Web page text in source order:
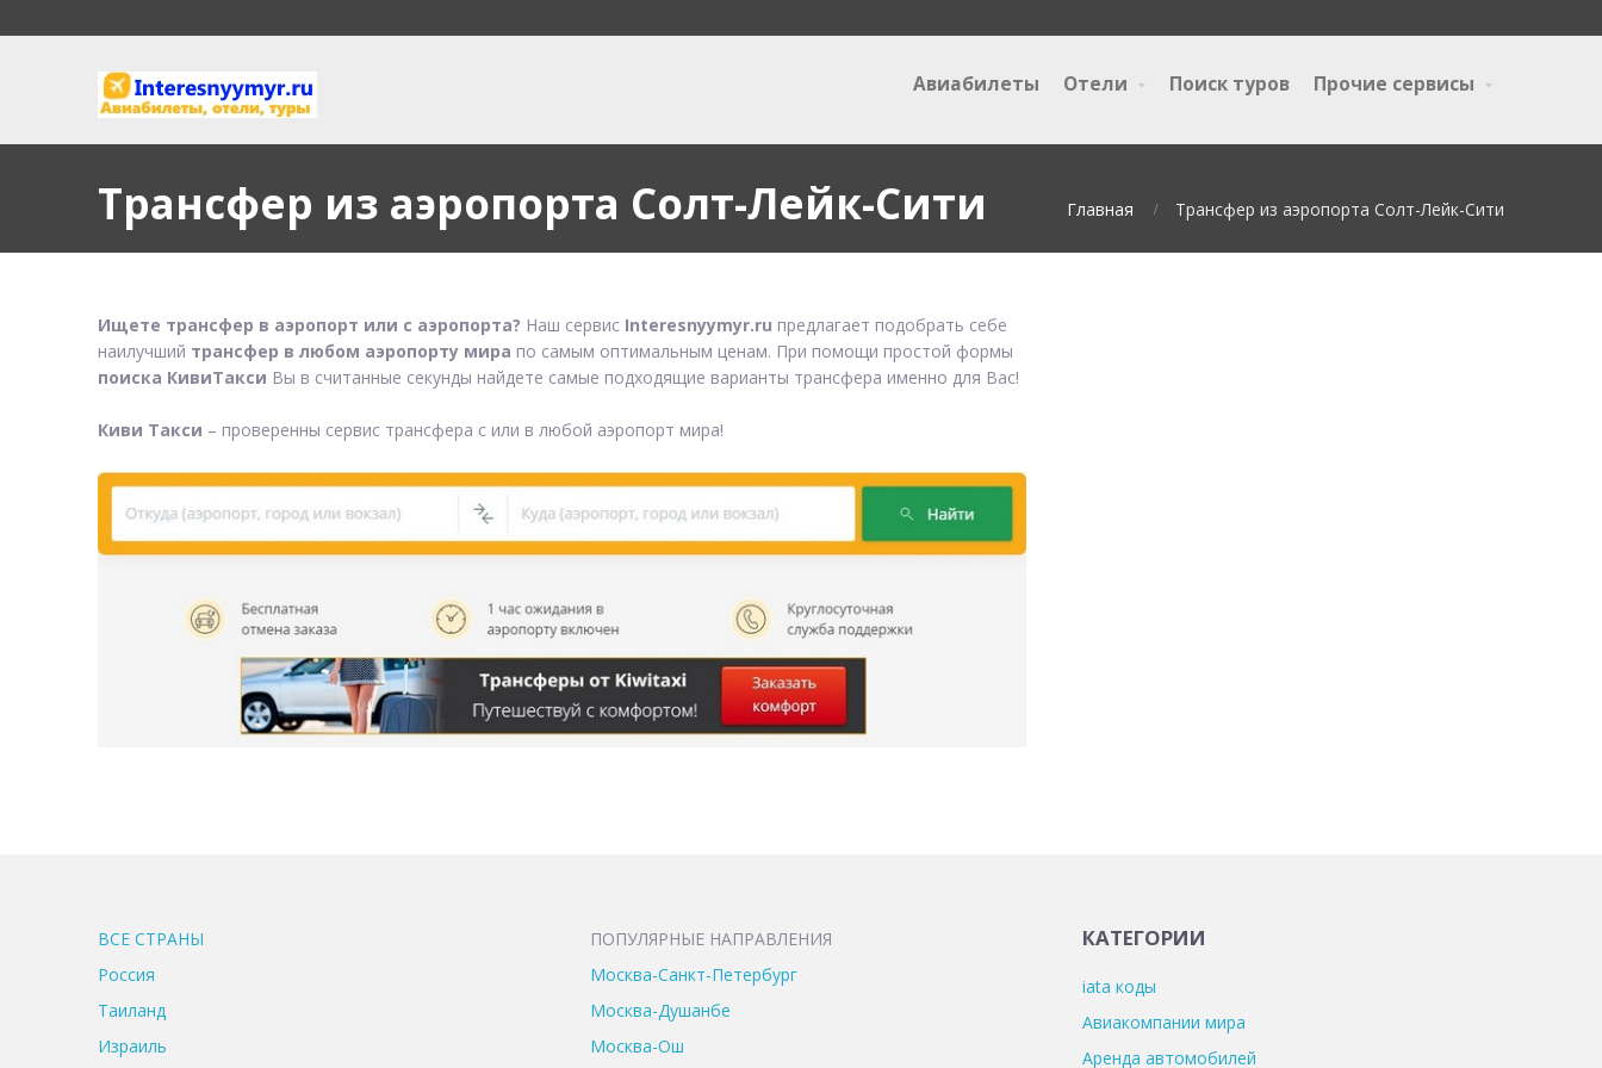
Авиабилеты Отели Поиск туров Прочие сервисы
Трансфер из аэропорта Солт-Лейк-Сити Главная Трансфер из аэропорта Солт-Лейк-Сити
Ищете трансфер в аэропорт или с аэропорта? Наш сервис Interesnyymyr.ru предлагает подобрать себе
наилучший трансфер в любом аэропорту мира по самым оптимальным ценам. При помощи простой формы
поиска КивиТакси Вы в считанные секунды найдете самые подходящие варианты трансфера именно для Вас!
Киви Такси – проверенны сервис трансфера с или в любой аэропорт мира!
ВСЕ CТРАНЫ
Россия
Таиланд
Израиль
ПОПУЛЯРНЫЕ НАПРАВЛЕНИЯ
Москва-Санкт-Петербург
Москва-Душанбе
Москва-Ош
КАТЕГОРИИ
iata коды
Авиакомпании мира
Аренда автомобилей